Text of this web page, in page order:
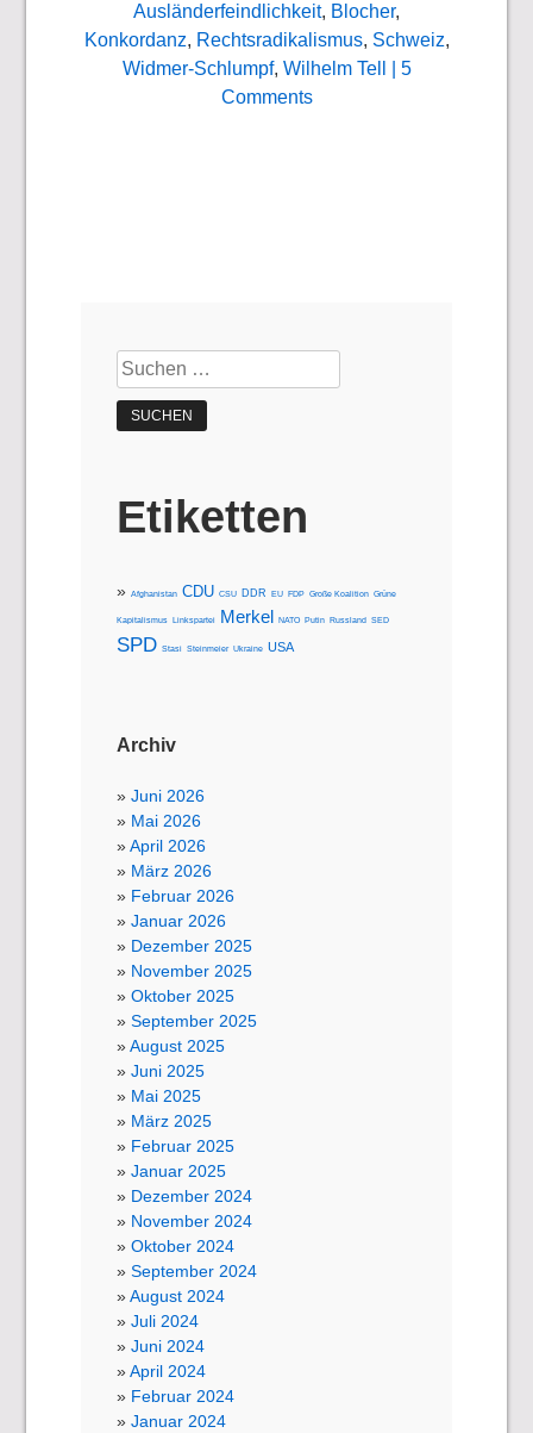
Ausländerfeindlichkeit, Blocher,
Konkordanz, Rechtsradikalismus, Schweiz,
Widmer-Schlumpf, Wilhelm Tell
| 5
Comments
Suchen
nach:
Etiketten
Afghanistan CDU CSU DDR EU FDP Große Koalition Grüne
Kapitalismus Linkspartei Merkel NATO Putin Russland SED
SPD Stasi Steinmeier Ukraine USA
Archiv
Juni 2026
Mai 2026
April 2026
März 2026
Februar 2026
Januar 2026
Dezember 2025
November 2025
Oktober 2025
September 2025
August 2025
Juni 2025
Mai 2025
März 2025
Februar 2025
Januar 2025
Dezember 2024
November 2024
Oktober 2024
September 2024
August 2024
Juli 2024
Juni 2024
April 2024
Februar 2024
Januar 2024